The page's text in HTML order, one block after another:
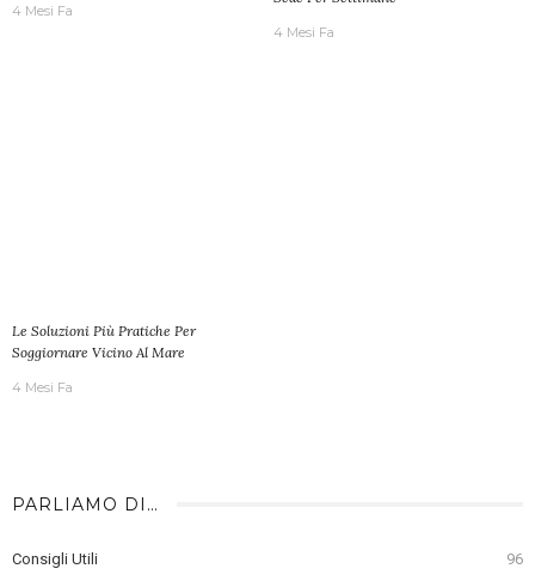
4 Mesi Fa
4 Mesi Fa
Le Soluzioni Più Pratiche Per
Soggiornare Vicino Al Mare
4 Mesi Fa
PARLIAMO DI…
Consigli Utili 96